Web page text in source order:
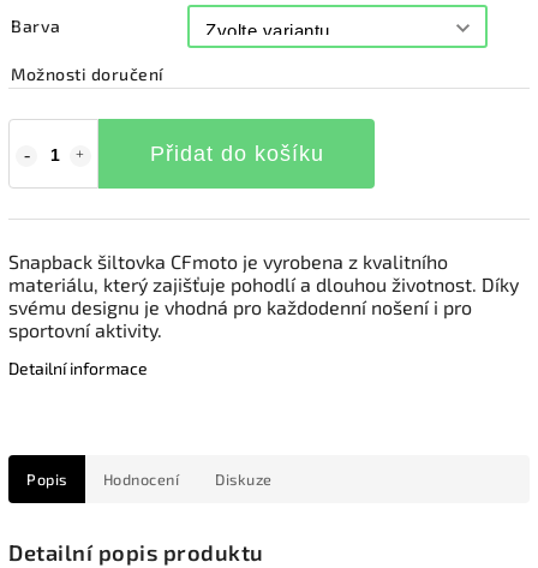
Barva
Možnosti doručení
Přidat do košíku
Snapback šiltovka CFmoto je vyrobena z kvalitního
materiálu, který zajišťuje pohodlí a dlouhou životnost. Díky
svému designu je vhodná pro každodenní nošení i pro
sportovní aktivity.
Detailní informace
Popis Hodnocení Diskuze
Detailní popis produktu